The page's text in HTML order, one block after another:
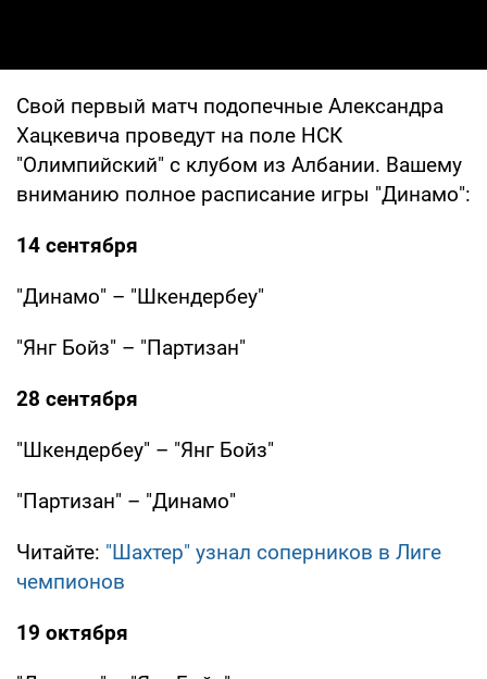
Свой первый матч подопечные Александра
Хацкевича проведут на поле НСК
"Олимпийский" с клубом из Албании. Вашему
вниманию полное расписание игры "Динамо":
14 сентября
"Динамо" – "Шкендербеу"
"Янг Бойз" – "Партизан"
28 сентября
"Шкендербеу" – "Янг Бойз"
"Партизан" – "Динамо"
Читайте: "Шахтер" узнал соперников в Лиге
чемпионов
19 октября